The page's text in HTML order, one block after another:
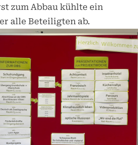
zum Abbau kühlte ein
alle Beteiligten ab.